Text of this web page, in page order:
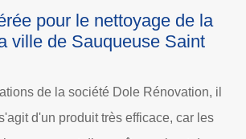
de travail des couvreurs
pour le nettoyage de la
Saint Lucien dans le
qui travaillent pour le compte